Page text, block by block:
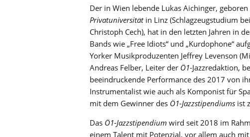
Der in Wien lebende Lukas Aichinger,
Privatuniversitätin Linz (Schlagzeugstudium
Christoph Cech), hat in den letzten Jahren in
Bands wie „Free Idiots“ und „Kurdophone“
Yorker Musikproduzenten Jeffrey Levenson
Andreas Felber, Leiter der Ö1-Jazzredaktion,
beeindruckende Performance des 2017 von
Instrumentalist wie auch als Komponist für
mit dem Gewinner des Ö1-Jazzstipendiums ist
Das Ö1-Jazzstipendium wird seit 2018 im
einem Talent mit Potenzial, vor allem auch